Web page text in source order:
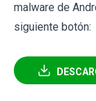
malware de
siguiente botón: